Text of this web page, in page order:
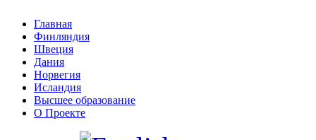
Главная
Финляндия
Швеция
Дания
Норвегия
Исландия
Высшее образование
О Проекте